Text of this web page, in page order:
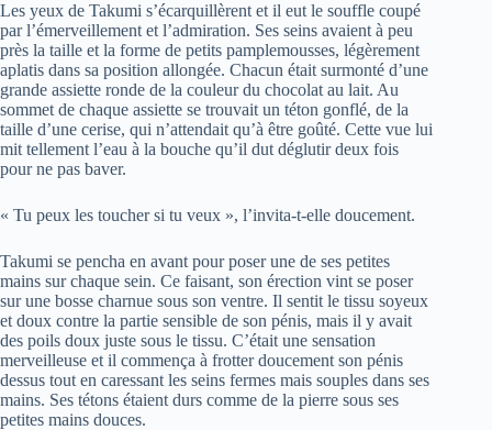
Les yeux de Takumi s’écarquillèrent et il eut le souffle coupé
par l’émerveillement et l’admiration. Ses seins avaient à peu
près la taille et la forme de petits pamplemousses, légèrement
aplatis dans sa position allongée. Chacun était surmonté d’une
grande assiette ronde de la couleur du chocolat au lait. Au
sommet de chaque assiette se trouvait un téton gonflé, de la
taille d’une cerise, qui n’attendait qu’à être goûté. Cette vue lui
mit tellement l’eau à la bouche qu’il dut déglutir deux fois
pour ne pas baver.
« Tu peux les toucher si tu veux », l’invita-t-elle doucement.
Takumi se pencha en avant pour poser une de ses petites
mains sur chaque sein. Ce faisant, son érection vint se poser
sur une bosse charnue sous son ventre. Il sentit le tissu soyeux
et doux contre la partie sensible de son pénis, mais il y avait
des poils doux juste sous le tissu. C’était une sensation
merveilleuse et il commença à frotter doucement son pénis
dessus tout en caressant les seins fermes mais souples dans ses
mains. Ses tétons étaient durs comme de la pierre sous ses
petites mains douces.